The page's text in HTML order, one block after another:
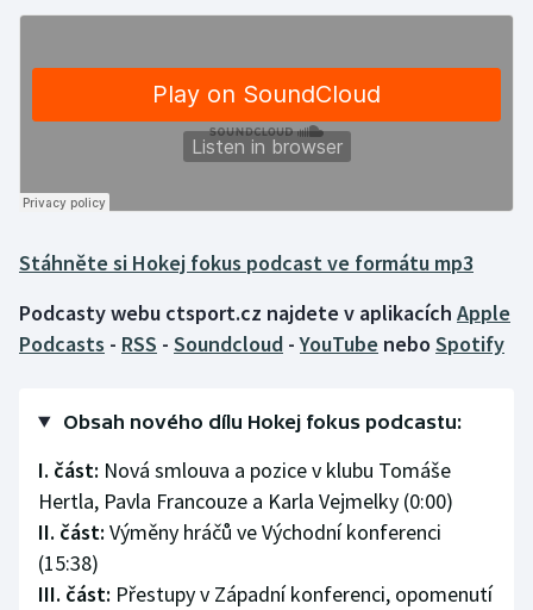
Jezdectví
Judo
Lezení
Moderní pětiboj
Motorsport
Olympijské hry
Parasport
Plavání
Plážový volejbal
Stáhněte si Hokej fokus podcast ve formátu mp3
Podcasty webu ctsport.cz najdete v aplikacích Apple
Podcasts - RSS - Soundcloud -YouTube nebo Spotify
Obsah nového dílu Hokej fokus podcastu:
I. část: Nová smlouva a pozice v klubu Tomáše
Hertla, Pavla Francouze a Karla Vejmelky (0:00)
II. část: Výměny hráčů ve Východní konferenci
(15:38)
III. část: Přestupy v Západní konferenci, opomenutí